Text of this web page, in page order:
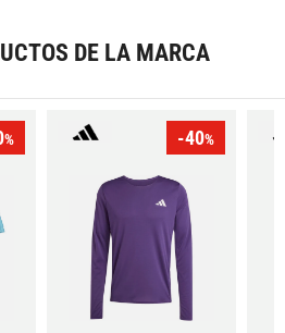
DE LA MARCA
% -40%